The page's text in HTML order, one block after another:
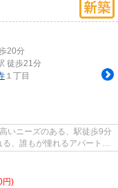
20分
徒歩21分
１丁目
いニーズのある、駅徒歩9分
、誰もが憧れるアパートで
円)